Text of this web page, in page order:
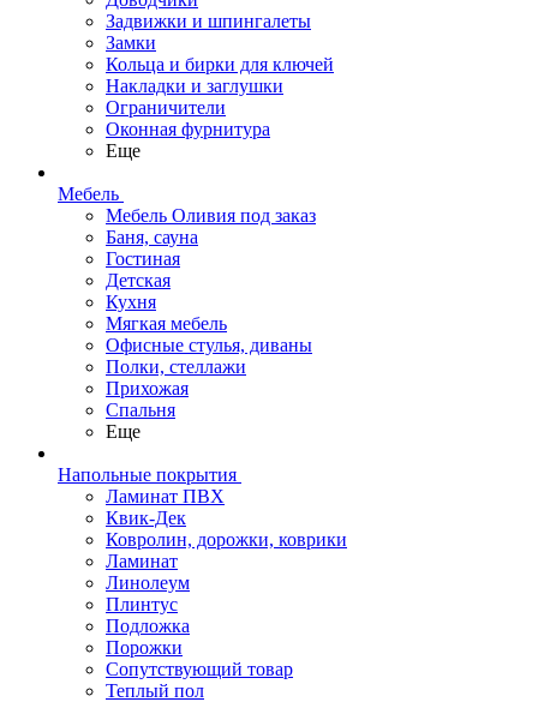
Задвижки и шпингалеты
Замки
Кольца и бирки для ключей
Накладки и заглушки
Ограничители
Оконная фурнитура
Еще
Мебель
Мебель Оливия под заказ
Баня, сауна
Гостиная
Детская
Кухня
Мягкая мебель
Офисные стулья, диваны
Полки, стеллажи
Прихожая
Спальня
Еще
Напольные покрытия
Ламинат ПВХ
Квик-Дек
Ковролин, дорожки, коврики
Ламинат
Линолеум
Плинтус
Подложка
Порожки
Сопутствующий товар
Теплый пол